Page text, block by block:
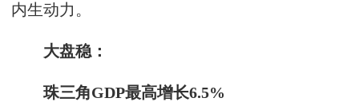
内生动力。
大盘稳：
珠三角GDP最高增长6.5%